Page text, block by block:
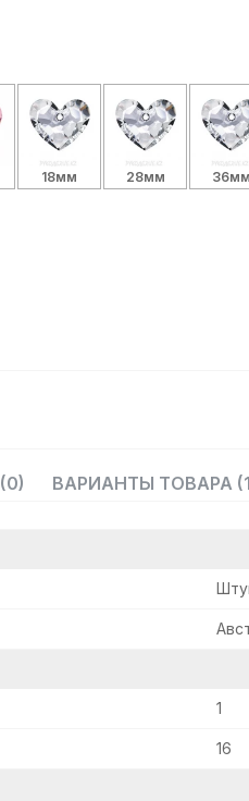
ВАРИАНТЫ ТОВАРА
1
16
18мм 28мм 36мм